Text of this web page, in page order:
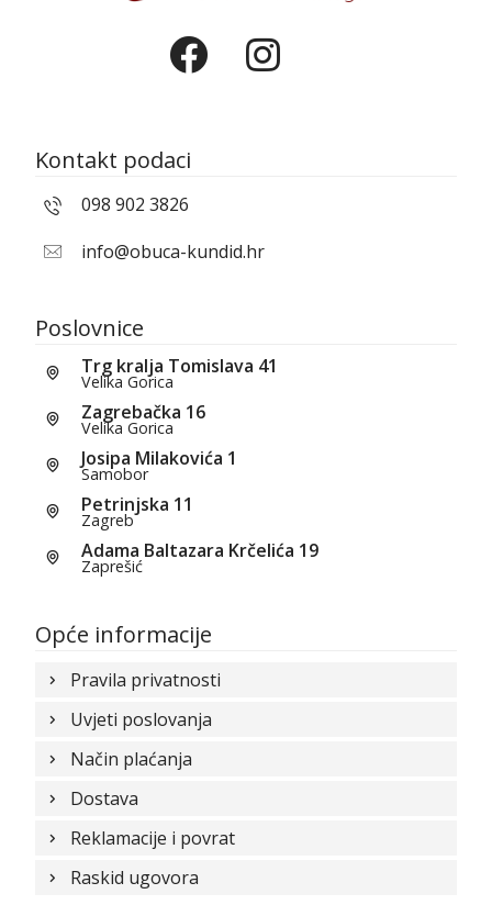
Kontakt podaci
098 902 3826
info@obuca-kundid.hr
Poslovnice
Trg kralja Tomislava 41
Velika Gorica
Zagrebačka 16
Velika Gorica
Josipa Milakovića 1
Samobor
Petrinjska 11
Zagreb
Adama Baltazara Krčelića 19
Zaprešić
Opće informacije
Pravila privatnosti
Uvjeti poslovanja
Način plaćanja
Dostava
Reklamacije i povrat
Raskid ugovora